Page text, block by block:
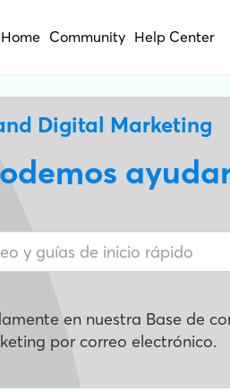
Community Help Center
Digital Marketing
en nuestra Base de
por correo electrónico.